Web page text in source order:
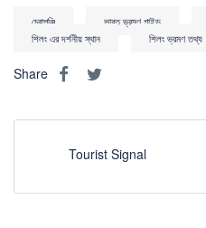
চেরাপুঞ্জি ভারত ভ্রমণ গাইড
শিলং এর দর্শনীয় স্থান
শিলং ভ্রমণ তথ্য
Share
Tourist Signal